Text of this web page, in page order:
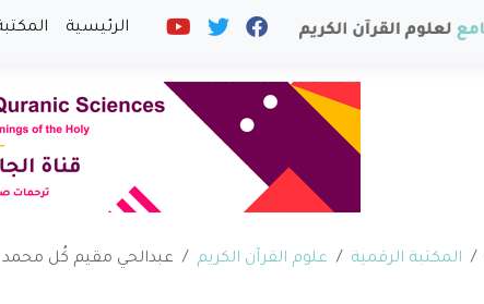
الرئيسية
المكتبة الرقمية علوم القرآن الكريم عبدالحي مقيم كُل محمد